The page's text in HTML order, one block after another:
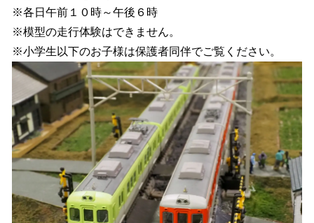
※各日午前１０時～午後６時
※模型の走行体験はできません。
※小学生以下のお子様は保護者同伴でご覧ください。